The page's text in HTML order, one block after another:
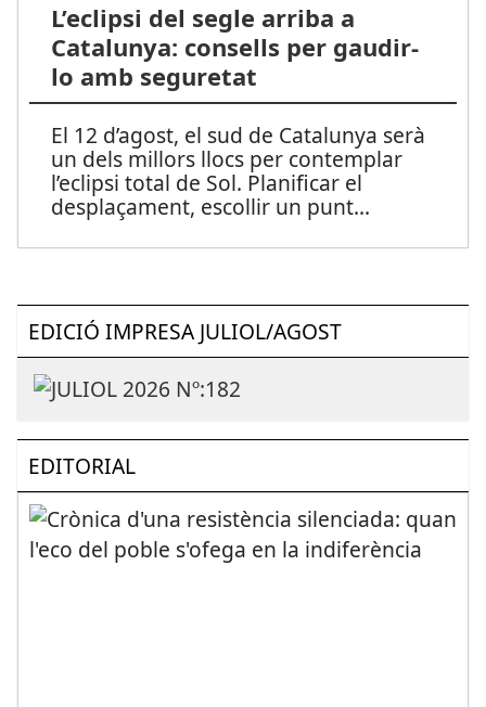
L’eclipsi del segle arriba a
Catalunya: consells per gaudir-
lo amb seguretat
El 12 d’agost, el sud de Catalunya serà
un dels millors llocs per contemplar
l’eclipsi total de Sol. Planificar el
desplaçament, escollir un punt...
EDICIÓ IMPRESA JULIOL/AGOST
EDITORIAL